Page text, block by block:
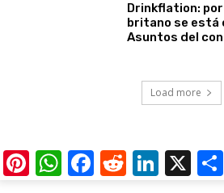
Drinkflation:
britano se está
Asuntos del
Load more
Pinterest
WhatsApp
Facebook
Reddit X